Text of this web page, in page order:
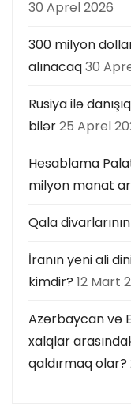
30 Aprel 2026
300 milyon
alınacaq30
Rusiya ilə
bilər25 Aprel
Hesablama
milyon manat
Qala
İranın yeni ali
kimdir? 12 Mart
Azərbaycan və
xalqlar
qaldırmaq olar?